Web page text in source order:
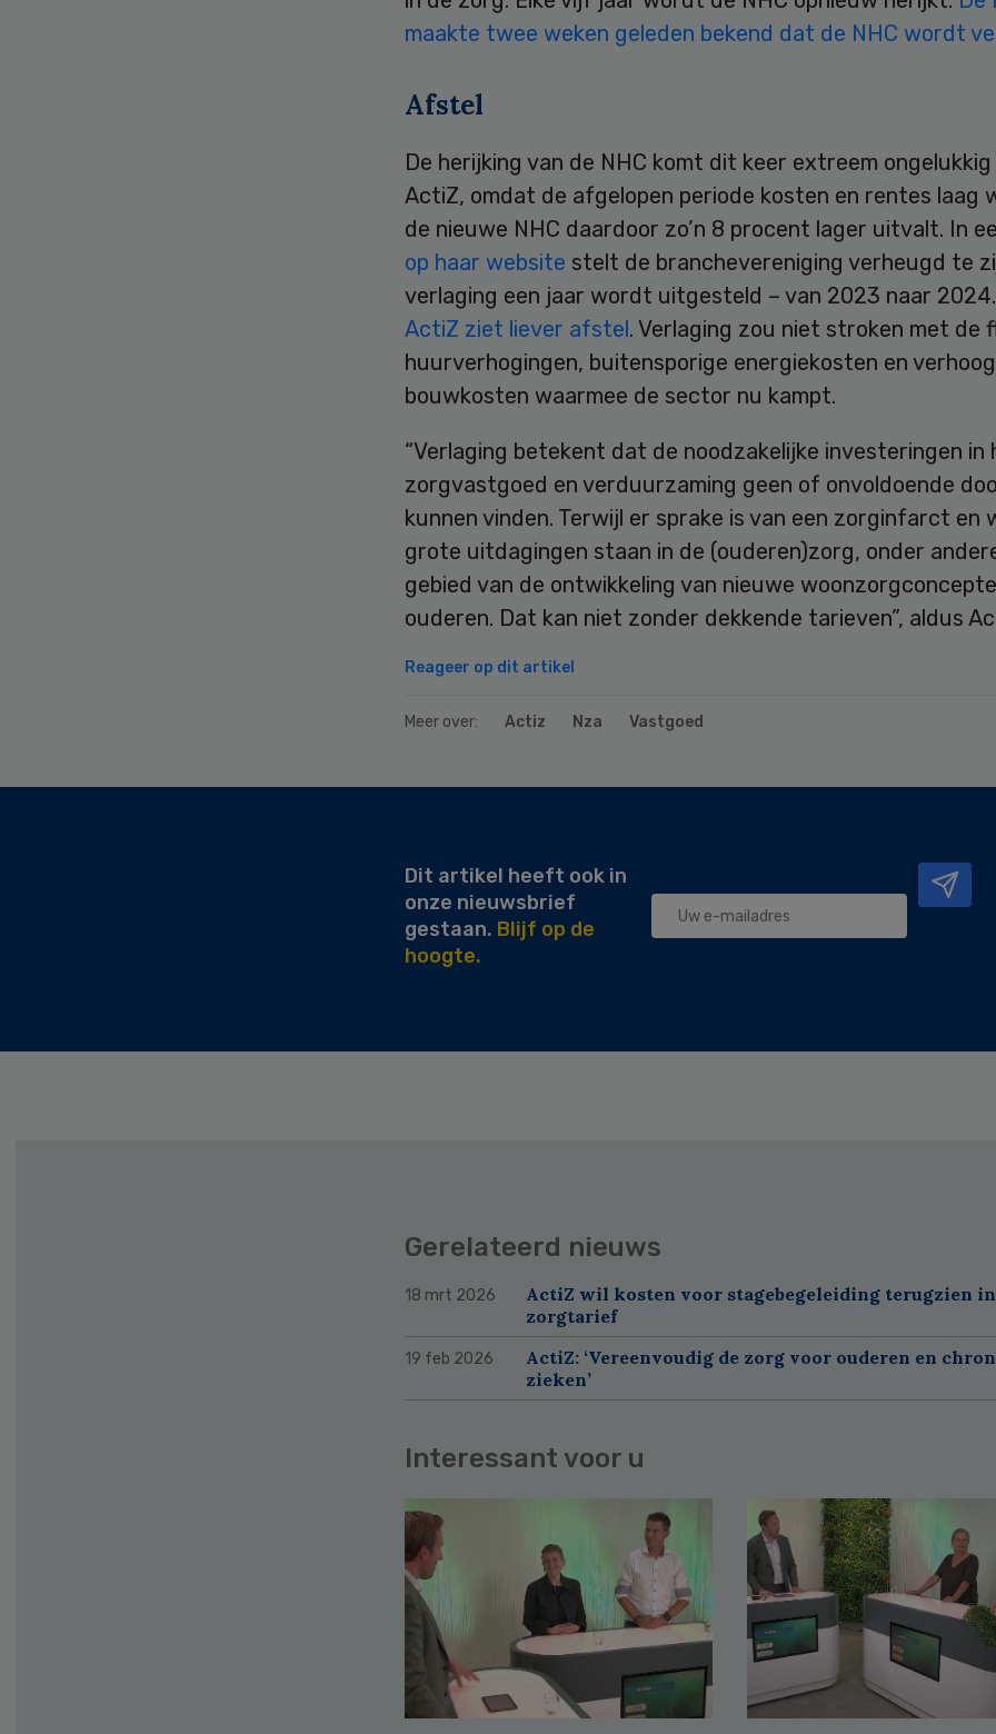
maakte twee weken geleden bekend dat de NHC wordt
Afstel
De herijking van de NHC komt dit keer extreem
ActiZ, omdat de afgelopen periode kosten en rentes laag
de nieuwe NHC daardoor zo’n 8 procent lager uitvalt. In
op haar website stelt de branchevereniging verheugd te
verlaging een jaar wordt uitgesteld – van 2023 naar
ActiZ ziet liever afstel. Verlaging zou niet stroken met de
huurverhogingen, buitensporige energiekosten en
bouwkosten waarmee de sector nu kampt.
“Verlaging betekent dat de noodzakelijke investeringen in
zorgvastgoed en verduurzaming geen of onvoldoende
kunnen vinden. Terwijl er sprake is van een zorginfarct en
grote uitdagingen staan in de (ouderen)zorg, onder
gebied van de ontwikkeling van nieuwe
ouderen. Dat kan niet zonder dekkende tarieven”, aldus
Reageer op dit artikel
Meer over: Actiz Nza Vastgoed
Dit artikel heeft ook in
onze nieuwsbrief
gestaan. Blijf op de
hoogte.
Gerelateerd nieuws
18 mrt 2026
ActiZ wil kosten voor stagebegeleiding terugzien in
zorgtarief
19 feb 2026
ActiZ: ‘Vereenvoudig de zorg voor ouderen en
zieken’
Interessant voor u